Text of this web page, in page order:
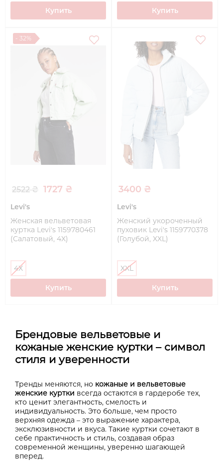
Купить Купить
- 32%
2522 ₴ 1727 ₴
Levi's
Женская вельветовая
куртка Levi's 1159780461
(Салатовый, 4X)
4X
Купить
3400 ₴
Levi's
Женский укороченный
пуховик Levi's 1159770378
(Голубой, XXL)
XXL
Купить
Брендовые вельветовые и
кожаные женские куртки – символ
стиля и уверенности
Тренды меняются, но кожаные и вельветовые
женские куртки всегда остаются в гардеробе тех,
кто ценит элегантность, смелость и
индивидуальность. Это больше, чем просто
верхняя одежда – это выражение характера,
эксклюзивности и вкуса. Такие куртки сочетают в
себе практичность и стиль, создавая образ
современной женщины, уверенно шагающей
вперед.